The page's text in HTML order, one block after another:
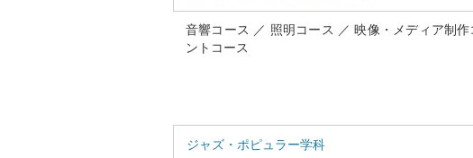
音響コース ／ 照明コース ／ 映像・メディア制
ントコース
ジャズ・ポピュラー学科